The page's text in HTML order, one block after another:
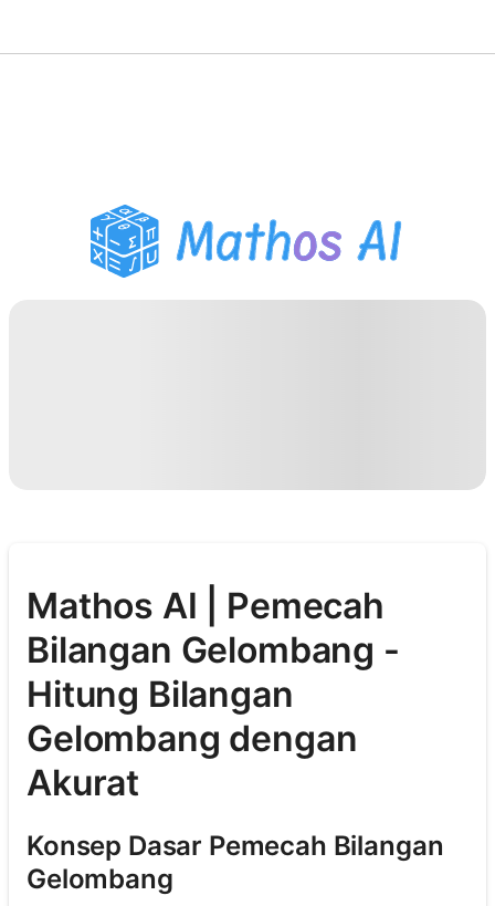
Pembantu PR PDF
Alat Belajar
Mathos AI | Pemecah
Bilangan Gelombang -
Hitung Bilangan
Gelombang dengan
Akurat
Konsep Dasar Pemecah Bilangan
Gelombang